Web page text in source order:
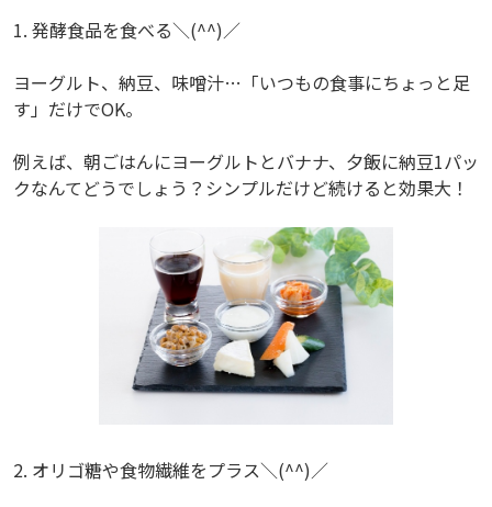
1. 発酵食品を食べる＼(^^)／
ヨーグルト、納豆、味噌汁…「いつもの食事にちょっと足
す」だけでOK。
例えば、朝ごはんにヨーグルトとバナナ、夕飯に納豆1パッ
クなんてどうでしょう？シンプルだけど続けると効果大！
2. オリゴ糖や食物繊維をプラス＼(^^)／